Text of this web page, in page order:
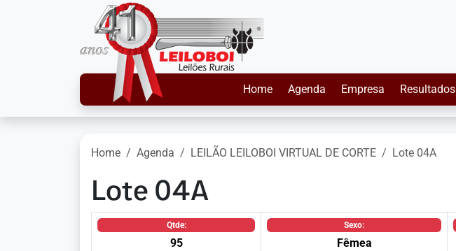
Home Agenda Empresa Resultados
Home Agenda LEILÃO LEILOBOI VIRTUAL DE CORTE Lote 04A
Lote 04A
Qtde:
95
Sexo:
Fêmea